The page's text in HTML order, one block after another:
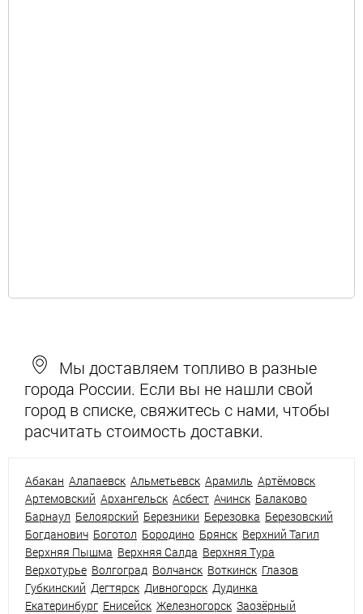
Мы доставляем топливо в разные
города России. Если вы не нашли свой
город в списке, свяжитесь с нами, чтобы
расчитать стоимость доставки.
Абакан Алапаевск Альметьевск Арамиль Артёмовск
Артемовский Архангельск Асбест Ачинск Балаково
Барнаул Белоярский Березники Березовка Березовский
Богданович Боготол Бородино Брянск Верхний Тагил
Верхняя Пышма Верхняя Салда Верхняя Тура
Верхотурье Волгоград Волчанск Воткинск Глазов
Губкинский Дегтярск Дивногорск Дудинка
Екатеринбург Енисейск Железногорск Заозёрный